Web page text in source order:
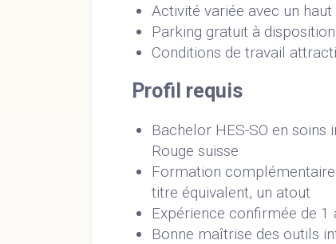
Activité variée avec un haut
Parking gratuit à disposition
Conditions de travail
Profil requis
Bachelor HES-SO en
Rouge suisse
Formation
titre équivalent, un atout
Expérience confirmée de
Bonne maîtrise des outils